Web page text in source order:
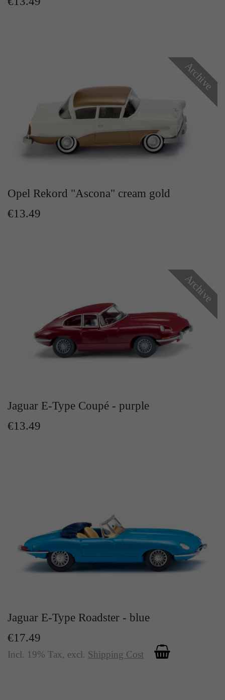
Archive
Opel Rekord "Ascona" cream gold
€13.49
Archive
Jaguar E-Type Coupé - purple
€13.49
Jaguar E-Type Roadster - blue
€17.49
Incl. 19% Tax, excl. Shipping Cost
Zweck